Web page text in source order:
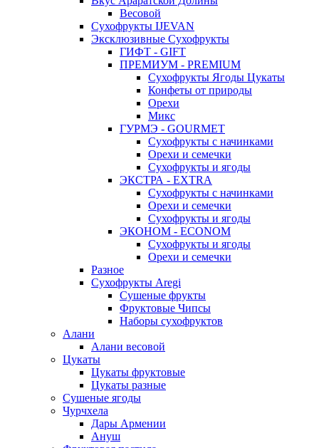
Весовой
Сухофрукты IJEVAN
Эксклюзивные Сухофрукты
ГИФТ - GIFT
ПРЕМИУМ - PREMIUM
Сухофрукты Ягоды Цукаты
Конфеты от природы
Орехи
Микс
ГУРМЭ - GOURMET
Сухофрукты с начинками
Орехи и семечки
Сухофрукты и ягоды
ЭКСТРА - EXTRA
Сухофрукты с начинками
Орехи и семечки
Сухофрукты и ягоды
ЭКОНОМ - ECONOM
Сухофрукты и ягоды
Орехи и семечки
Разное
Сухофрукты Aregi
Сушеные фрукты
Фруктовые Чипсы
Наборы сухофруктов
Алани
Алани весовой
Цукаты
Цукаты фруктовые
Цукаты разные
Сушеные ягоды
Чурчхела
Дары Армении
Ануш